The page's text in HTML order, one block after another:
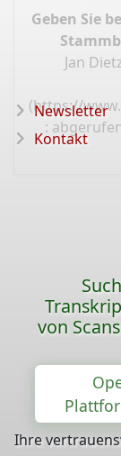
Geben Sie
Jan
(https://
:
Newsletter
Kontakt
von
Ihre